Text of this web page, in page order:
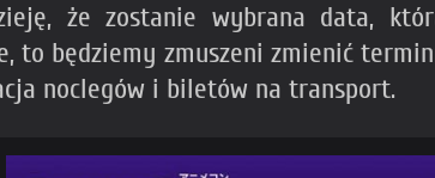
że zostanie wybrana data,
to będziemy zmuszeni zmienić
noclegów i biletów na transport.